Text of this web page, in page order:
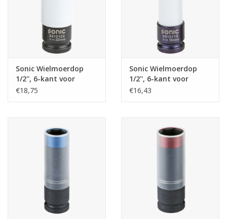
Sonic Wielmoerdop
1/2'', 6-kant voor
aluminium velgen
€18,75
Sonic Wielmoerdop
1/2'', 6-kant voor
aluminium velgen
€16,43